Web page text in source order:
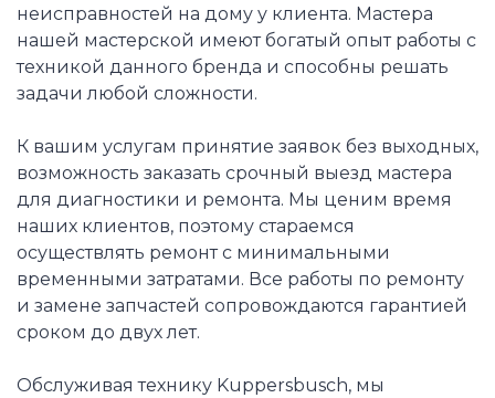
неисправностей на дому у клиента. Мастера
нашей мастерской имеют богатый опыт работы с
техникой данного бренда и способны решать
задачи любой сложности.
К вашим услугам принятие заявок без выходных,
возможность заказать срочный выезд мастера
для диагностики и ремонта. Мы ценим время
наших клиентов, поэтому стараемся
осуществлять ремонт с минимальными
временными затратами. Все работы по ремонту
и замене запчастей сопровождаются гарантией
сроком до двух лет.
Обслуживая технику Kuppersbusch, мы